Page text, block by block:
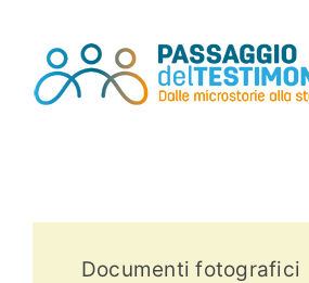
contenuto
Documenti fotografici